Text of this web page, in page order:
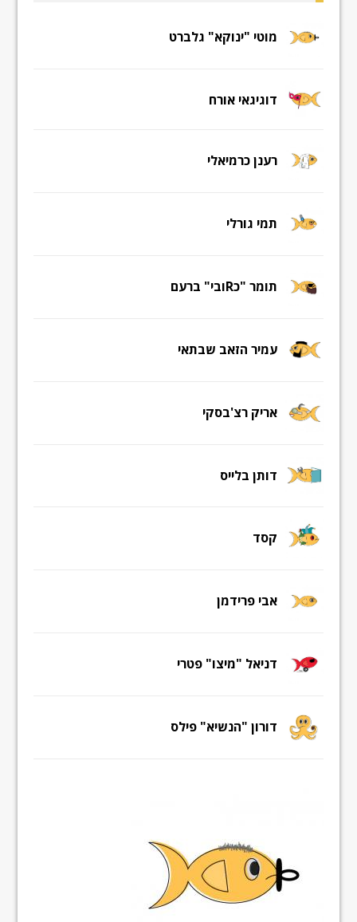
מוטי "ינוקא" גלברט
דוגיגאי אורח
רענן כרמיאלי
תמי גורלי
תומר "כRובי" ברעם
עמיר הזאב שבתאי
אריק רצ'בסקי
דותן בלייס
קסד
אבי פרידמן
דניאל "מיצו" פטרי
דורון "הנשיא" פילס